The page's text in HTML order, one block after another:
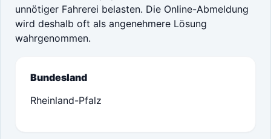
unnötiger Fahrerei belasten. Die Online-Abmeldung
wird deshalb oft als angenehmere Lösung
wahrgenommen.
Bundesland
Rheinland-Pfalz